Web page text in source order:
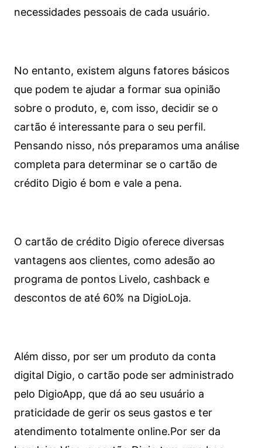
necessidades pessoais de cada usuário.
No entanto, existem alguns fatores básicos
que podem te ajudar a formar sua opinião
sobre o produto, e, com isso, decidir se o
cartão é interessante para o seu perfil.
Pensando nisso, nós preparamos uma análise
completa para determinar se o cartão de
crédito Digio é bom e vale a pena.
O cartão de crédito Digio oferece diversas
vantagens aos clientes, como adesão ao
programa de pontos Livelo, cashback e
descontos de até 60% na DigioLoja.
Além disso, por ser um produto da conta
digital Digio, o cartão pode ser administrado
pelo DigioApp, que dá ao seu usuário a
praticidade de gerir os seus gastos e ter
atendimento totalmente online.Por ser da